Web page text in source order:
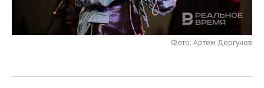
НЕФТЕХИМИЯ
НЕФТЬ
РОЗНИЧНАЯ ТОРГОВЛЯ
УСЛУГИ
НОВОСТИ ТЕХНОЛОГИЙ
МЕДИА
МЕРОПРИЯТИЯ
ВЫЕЗДНАЯ РЕДАКЦИЯ
НОВОСТИ СПОРТА
ОБЩЕСТВО
Фото: Артем Дергунов